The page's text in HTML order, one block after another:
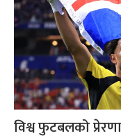
विश्व फुटबलको